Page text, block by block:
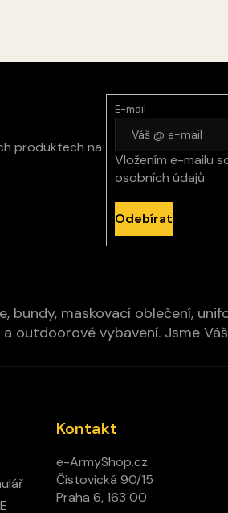
produktech na
E-mail
Vložením e-mailu
osobních údajů
Odebírat
maskovací oblečení,
outdoorové vybavení. Jsme
Kontakt
e-ArmyShop.cz
Čistovická 90/15
Praha 6, 163 00